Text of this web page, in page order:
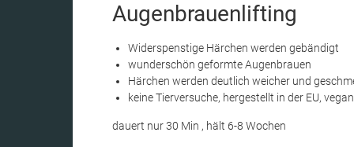
Augenbrauenlifting
Widerspenstige Härchen werden gebändigt
wunderschön geformte Augenbrauen
Härchen werden deutlich weicher und
keine Tierversuche, hergestellt in der EU, vegan
dauert nur 30 Min , hält 6-8 Wochen